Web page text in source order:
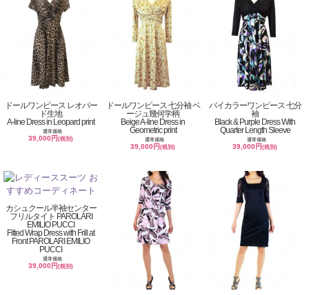
ドールワンピース レオパー
ド生地
A-line Dress in Leopard print
通常価格
39,000円(税別)
ドールワンピース 七分袖 ベ
ージュ幾何学柄
Beige A-line Dress in
Geometric print
通常価格
39,000円(税別)
バイカラーワンピース 七分
袖
Black & Purple Dress With
Quarter Length Sleeve
通常価格
39,000円(税別)
カシュクール半袖センター
フリルタイト PAROLARI
EMILIO PUCCI
Fitted Wrap Dress with Frill at
Front PAROLARI EMILIO
PUCCI
通常価格
39,000円(税別)